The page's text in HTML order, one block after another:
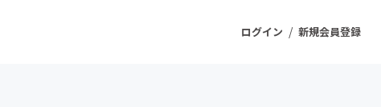
ログイン / 新規会員登録